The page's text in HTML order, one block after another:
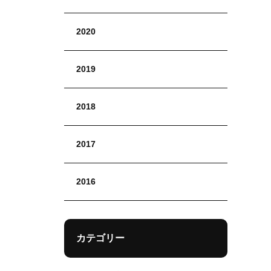
2020
2019
2018
2017
2016
カテゴリー